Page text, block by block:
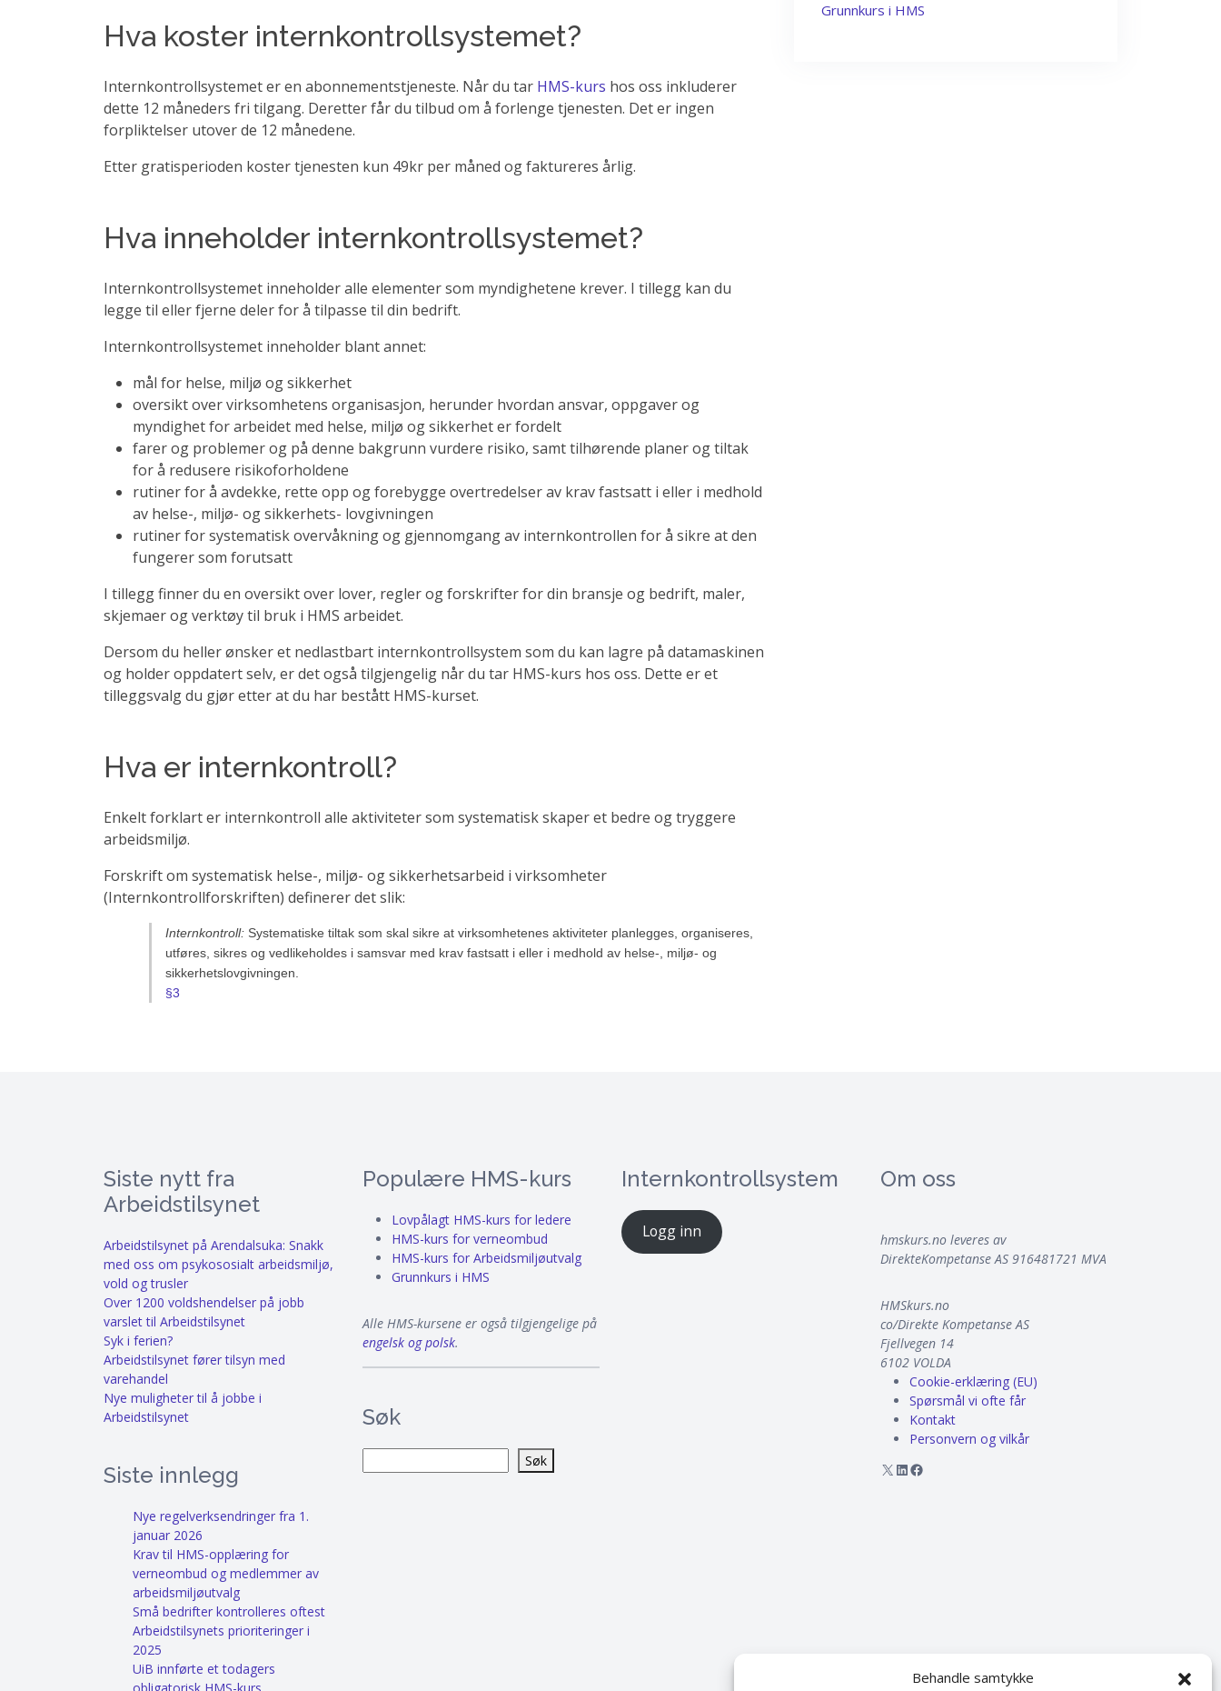
Behandle samtykke
Hva koster internkontrollsystemet?
Internkontrollsystemet er en abonnementstjeneste. Når du tar HMS-kurs hos oss inkluderer
dette 12 måneders fri tilgang. Deretter får du tilbud om å forlenge tjenesten. Det er ingen
forpliktelser utover de 12 månedene.
Etter gratisperioden koster tjenesten kun 49kr per måned og faktureres årlig.
Hva inneholder internkontrollsystemet?
Internkontrollsystemet inneholder alle elementer som myndighetene krever. I tillegg kan du
legge til eller fjerne deler for å tilpasse til din bedrift.
Internkontrollsystemet inneholder blant annet:
mål for helse, miljø og sikkerhet
oversikt over virksomhetens organisasjon, herunder hvordan ansvar, oppgaver og
myndighet for arbeidet med helse, miljø og sikkerhet er fordelt
farer og problemer og på denne bakgrunn vurdere risiko, samt tilhørende planer og tiltak
for å redusere risikoforholdene
rutiner for å avdekke, rette opp og forebygge overtredelser av krav fastsatt i eller i medhold
av helse-, miljø- og sikkerhets- lovgivningen
rutiner for systematisk overvåkning og gjennomgang av internkontrollen for å sikre at den
fungerer som forutsatt
I tillegg finner du en oversikt over lover, regler og forskrifter for din bransje og bedrift, maler,
skjemaer og verktøy til bruk i HMS arbeidet.
Dersom du heller ønsker et nedlastbart internkontrollsystem som du kan lagre på datamaskinen
og holder oppdatert selv, er det også tilgjengelig når du tar HMS-kurs hos oss. Dette er et
tilleggsvalg du gjør etter at du har bestått HMS-kurset.
Hva er internkontroll?
Enkelt forklart er internkontroll alle aktiviteter som systematisk skaper et bedre og tryggere
arbeidsmiljø.
Forskrift om systematisk helse-, miljø- og sikkerhetsarbeid i virksomheter
(Internkontrollforskriften) definerer det slik:
Internkontroll: Systematiske tiltak som skal sikre at virksomhetenes aktiviteter planlegges, organiseres,
utføres, sikres og vedlikeholdes i samsvar med krav fastsatt i eller i medhold av helse-, miljø- og
sikkerhetslovgivningen.
§3
Grunnkurs i HMS
Siste nytt fra
Arbeidstilsynet
Arbeidstilsynet på Arendalsuka: Snakk
med oss om psykososialt arbeidsmiljø,
vold og trusler
Over 1200 voldshendelser på jobb
varslet til Arbeidstilsynet
Syk i ferien?
Arbeidstilsynet fører tilsyn med
varehandel
Nye muligheter til å jobbe i
Arbeidstilsynet
Siste innlegg
Nye regelverksendringer fra 1.
januar 2026
Krav til HMS-opplæring for
verneombud og medlemmer av
arbeidsmiljøutvalg
Små bedrifter kontrolleres oftest
Arbeidstilsynets prioriteringer i
2025
UiB innførte et todagers
obligatorisk HMS-kurs
Populære HMS-kurs
Lovpålagt HMS-kurs for ledere
HMS-kurs for verneombud
HMS-kurs for Arbeidsmiljøutvalg
Grunnkurs i HMS
Alle HMS-kursene er også tilgjengelige på
engelsk og polsk.
Søk
Søk
Internkontrollsystem
Logg inn
Om oss
hmskurs.no leveres av
DirekteKompetanse AS 916481721 MVA
HMSkurs.no
co/Direkte Kompetanse AS
Fjellvegen 14
6102 VOLDA
Cookie-erklæring (EU)
Spørsmål vi ofte får
Kontakt
Personvern og vilkår
X LinkedIn
Facebook